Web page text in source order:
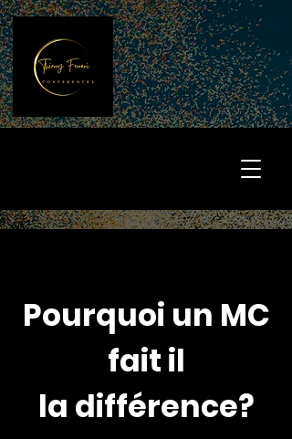
Pourquoi un MC
fait il
la différence?